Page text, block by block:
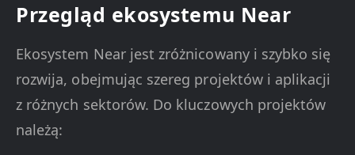
Przegląd ekosystemu Near
Ekosystem Near jest zróżnicowany i szybko się
rozwija, obejmując szereg projektów i aplikacji
z różnych sektorów. Do kluczowych projektów
należą: